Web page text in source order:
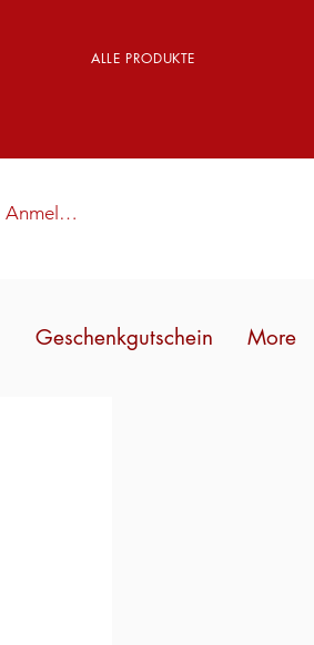
ALLE PRODUKTE
Anmelden
Geschenkgutschein More